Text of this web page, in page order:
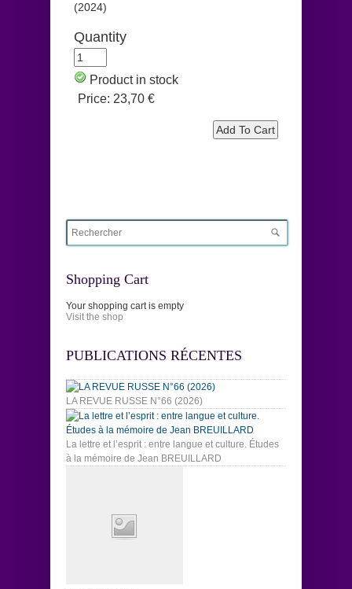
(2024)
Quantity
Product in stock
Price: 23,70 €
Shopping Cart
Your shopping cart is empty
Visit the shop
PUBLICATIONS RÉCENTES
LA REVUE RUSSE N°66 (2026)
La lettre et l’esprit : entre langue et culture. Études
à la mémoire de Jean BREUILLARD